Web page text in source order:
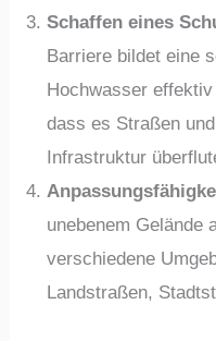
Schaffen eines
Barriere bildet eine
Hochwasser
dass es Straßen
Infrastruktur
unebenem Gelände
verschiedene
Landstraßen,